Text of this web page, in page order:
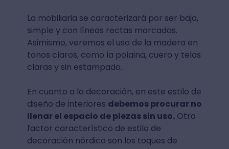
La mobiliaria se caracterizará por ser baja,
simple y con líneas rectas marcadas.
Asimismo, veremos el uso de la madera en
tonos claros, como la polaina, cuero y telas
claras y sin estampado.
En cuanto a la decoración, en este estilo de
diseño de interiores debemos procurar no
llenar el espacio de piezas sin uso.Otro
factor característico de estilo de
decoración nórdico son los toques de